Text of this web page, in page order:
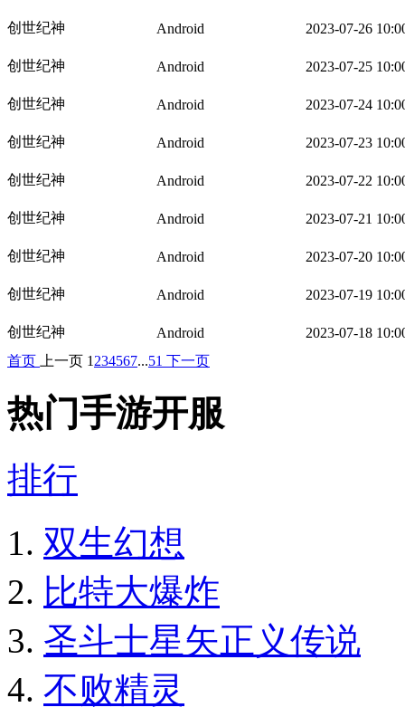
创世纪神 Android 2023-07-26
创世纪神 Android 2023-07-25
创世纪神 Android 2023-07-24
创世纪神 Android 2023-07-23
创世纪神 Android 2023-07-22
创世纪神 Android 2023-07-21
创世纪神 Android 2023-07-20
创世纪神 Android 2023-07-19
创世纪神 Android
2023-07-18
首页
上一页 1 234567...51 下一页
热门手游开服
排行
双生幻想
比特大爆炸
圣斗士星矢正义传说
不败精灵